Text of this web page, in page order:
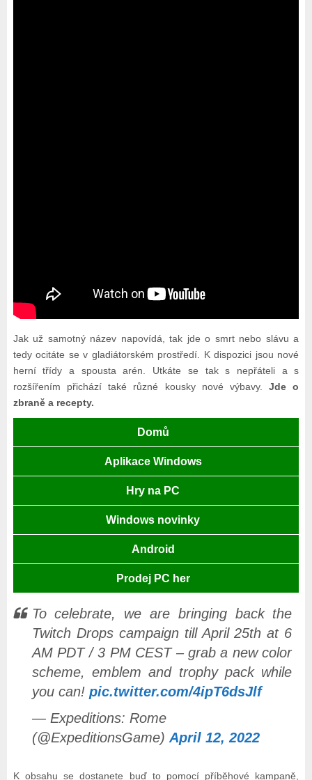
Jak už samotný název napovídá, tak jde o smrt nebo slávu a
tedy ocitáte se v gladiátorském prostředí. K dispozici jsou nové
herní třídy a spousta arén. Utkáte se tak s nepřáteli a s
rozšířením přichází také různé kousky nové výbavy.Jde o
zbraně a recepty.
Domů
Aplikace Windows
Hry na PC
Windows novinky
Android
Prodej PC her
To celebrate, we are bringing back the
Twitch Drops campaign till April 25th at 6
AM PDT / 3 PM CEST – grab a new color
scheme, emblem and trophy pack while
you can! pic.twitter.com/4ipT6dsJlf
— Expeditions: Rome
(@ExpeditionsGame) April 12, 2022
K obsahu se dostanete buď to pomocí příběhové kampaně,